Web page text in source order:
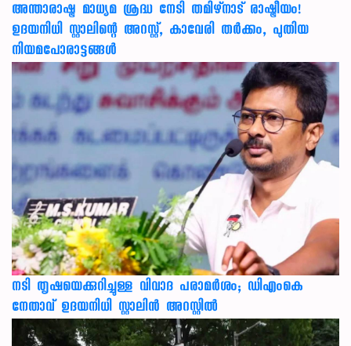
അന്താരാഷ്ട്ര മാധ്യമ ശ്രദ്ധ നേടി തമിഴ്‌നാട് രാഷ്ട്രീയം!
ഉദയനിധി സ്റ്റാലിന്റെ അറസ്റ്റ്, കാവേരി തർക്കം, പുതിയ
നിയമപോരാട്ടങ്ങൾ
നടി തൃഷയെക്കുറിച്ചുള്ള വിവാദ പരാമർശം; ഡിഎംകെ
നേതാവ് ഉദയനിധി സ്റ്റാലിൻ അറസ്റ്റിൽ